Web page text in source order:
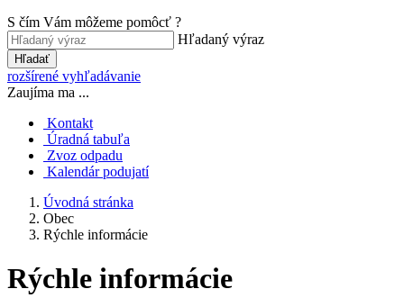
S čím Vám môžeme pomôcť ?
Hľadaný výraz
Hľadať
rozšírené vyhľadávanie
Zaujíma ma ...
Kontakt
Úradná tabuľa
Zvoz odpadu
Kalendár podujatí
Úvodná stránka
Obec
Rýchle informácie
Rýchle informácie